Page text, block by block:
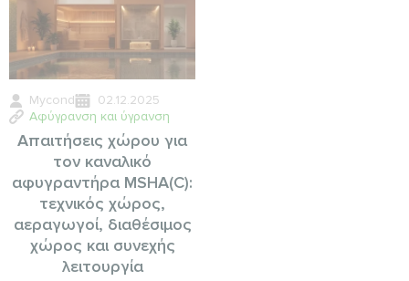
Mycond
02.12.2025
Αφύγρανση και ύγρανση
Απαιτήσεις χώρου για
τον καναλικό
αφυγραντήρα MSHA(C):
τεχνικός χώρος,
αεραγωγοί, διαθέσιμος
χώρος και συνεχής
λειτουργία